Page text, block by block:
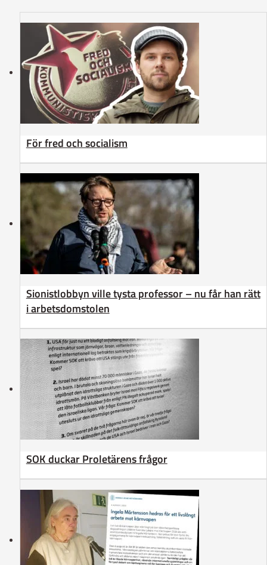
För fred och socialism
Sionistlobbyn ville tysta professor – nu får han rätt
i arbetsdomstolen
SOK duckar Proletärens frågor